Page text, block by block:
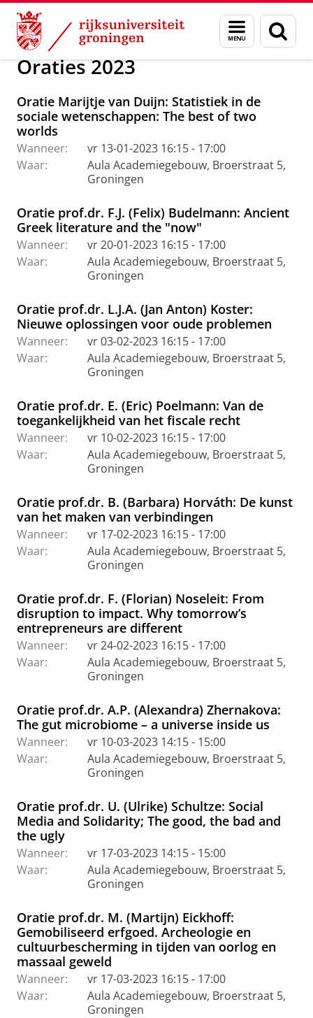
Skip
Content
Skip
Navigation
Menu
en
zoeken
Over ons Actueel Evenementen Oraties
Oraties 2023
Oratie Marijtje van Duijn: Statistiek in de
sociale wetenschappen: The best of two
worlds
Wanneer:
vr 13-01-2023 16:15 - 17:00
Waar:
Aula Academiegebouw, Broerstraat 5,
Groningen
Oratie prof.dr. F.J. (Felix) Budelmann: Ancient
Greek literature and the "now"
Wanneer:
vr 20-01-2023 16:15 - 17:00
Waar:
Aula Academiegebouw, Broerstraat 5,
Groningen
Oratie prof.dr. L.J.A. (Jan Anton) Koster:
Nieuwe oplossingen voor oude problemen
Wanneer:
vr 03-02-2023 16:15 - 17:00
Waar:
Aula Academiegebouw, Broerstraat 5,
Groningen
Oratie prof.dr. E. (Eric) Poelmann: Van de
toegankelijkheid van het fiscale recht
Wanneer:
vr 10-02-2023 16:15 - 17:00
Waar:
Aula Academiegebouw, Broerstraat 5,
Groningen
Oratie prof.dr. B. (Barbara) Horváth: De kunst
van het maken van verbindingen
Wanneer:
vr 17-02-2023 16:15 - 17:00
Waar:
Aula Academiegebouw, Broerstraat 5,
Groningen
Oratie prof.dr. F. (Florian) Noseleit: From
disruption to impact. Why tomorrow’s
entrepreneurs are different
Wanneer:
vr 24-02-2023 16:15 - 17:00
Waar:
Aula Academiegebouw, Broerstraat 5,
Groningen
Oratie prof.dr. A.P. (Alexandra) Zhernakova:
The gut microbiome – a universe inside us
Wanneer:
vr 10-03-2023 14:15 - 15:00
Waar:
Aula Academiegebouw, Broerstraat 5,
Groningen
Oratie prof.dr. U. (Ulrike) Schultze: Social
Media and Solidarity; The good, the bad and
the ugly
Wanneer:
vr 17-03-2023 14:15 - 15:00
Waar:
Aula Academiegebouw, Broerstraat 5,
Groningen
Oratie prof.dr. M. (Martijn) Eickhoff:
Gemobiliseerd erfgoed. Archeologie en
cultuurbescherming in tijden van oorlog en
massaal geweld
Wanneer:
vr 17-03-2023 16:15 - 17:00
Waar:
Aula Academiegebouw, Broerstraat 5,
Groningen